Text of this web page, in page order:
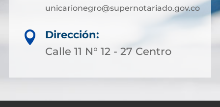
unicarionegro@supernotariado.gov.co

Dirección:
Calle 11 N° 12 - 27 Centro